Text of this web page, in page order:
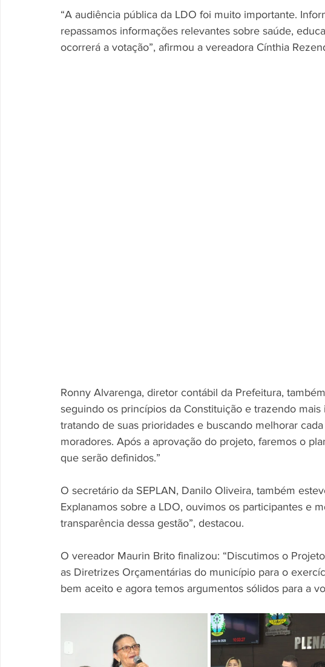
“A audiência pública da LDO foi muito importante.
repassamos informações relevantes sobre saúde,
ocorrerá a votação”, afirmou a vereadora Cínthia
Ronny Alvarenga, diretor contábil da Prefeitura,
seguindo os princípios da Constituição e trazendo
tratando de suas prioridades e buscando melhorar
moradores. Após a aprovação do projeto, faremos o
que serão definidos.”
O secretário da SEPLAN, Danilo Oliveira, também
Explanamos sobre a LDO, ouvimos os participantes e
transparência dessa gestão”, destacou.
O vereador Maurin Brito finalizou: “Discutimos o
as Diretrizes Orçamentárias do município para o
bem aceito e agora temos argumentos sólidos para a